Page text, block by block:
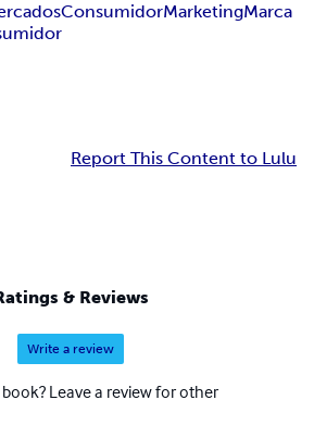
ConsumidorMarketingMarca
Report This Content to Lulu
& Reviews
Write a review
Leave a review for other